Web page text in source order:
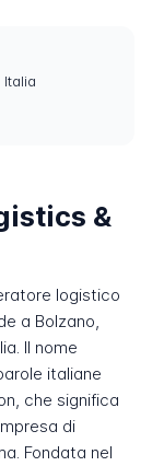
&
logistico
a Bolzano,
Il nome
italiane
, che significa
di
Fondata nel